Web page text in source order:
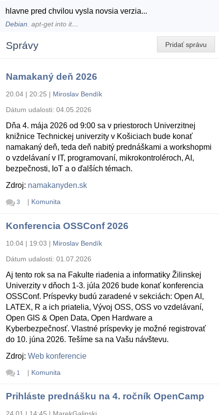
hlavne pred chvilou vysla novsia verzia...
Debian. apt-get into it…
Pridať správu
Správy
Namakaný deň 2026
20.04 | 20:25 | Miroslav Bendík
Dátum udalosti: 04.05.2026
Dňa 4. mája 2026 od 9:00 sa v priestoroch Univerzitnej
knižnice Technickej univerzity v Košiciach bude konať
namakaný deň, teda deň nabitý prednáškami a workshopmi
o vzdelávaní v IT, programovaní, mikrokontroléroch, AI,
bezpečnosti, IoT a o ďalších témach.
Zdroj: namakanyden.sk
3 | Komunita
Konferencia OSSConf 2026
10.04 | 19:03 | Miroslav Bendík
Dátum udalosti: 01.07.2026
Aj tento rok sa na Fakulte riadenia a informatiky Žilinskej
Univerzity v dňoch 1-3. júla 2026 bude konať konferencia
OSSConf. Príspevky budú zaradené v sekciách: Open AI,
LATEX, R a ich priatelia, Vývoj OSS, OSS vo vzdelávaní,
Open GIS & Open Data, Open Hardware a
Kyberbezpečnosť. Vlastné príspevky je možné registrovať
do 10. júna 2026. Tešíme sa na Vašu návštevu.
Zdroj: Web konferencie
1 | Komunita
Prihláste prednášku na 4. ročník OpenCamp
24.01 | 14:45 | MarekGalinski